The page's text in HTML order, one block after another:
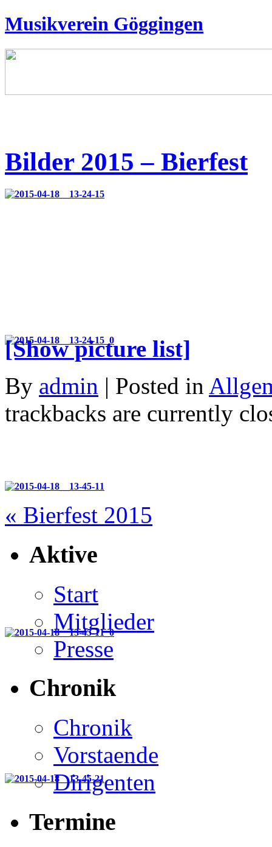
Musikverein Göggingen
Bilder 2015 – Bierfest
[Show picture list]
By admin | Posted in
trackbacks are currently
« Bierfest 2015
Aktive
Start
Mitglieder
Presse
Chronik
Chronik
Vorstaende
Dirigenten
Termine